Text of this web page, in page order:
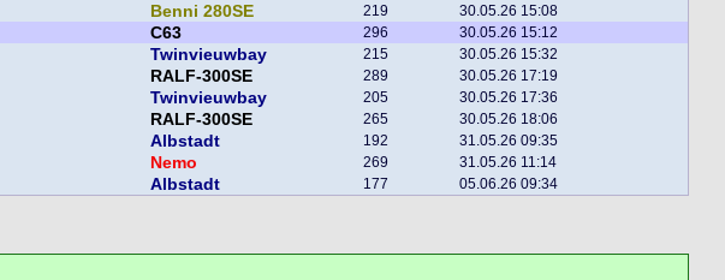
Benni 280SE 219 30.05.26 15:08
C63 296 30.05.26 15:12
Twinvieuwbay 215 30.05.26 15:32
RALF-300SE 289 30.05.26 17:19
Twinvieuwbay 205 30.05.26 17:36
RALF-300SE 265 30.05.26 18:06
Albstadt 192 31.05.26 09:35
Nemo 269 31.05.26 11:14
Albstadt 177 05.06.26 09:34